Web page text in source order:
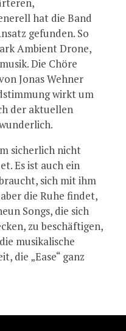
hat die Band
gefunden. So
Ambient Drone,
Die Chöre
Jonas Wehner
wirkt um
der aktuellen
sicherlich nicht
Es ist auch ein
sich mit ihm
die Ruhe findet,
Songs, die sich
zu beschäftigen,
musikalische
die „Ease“ ganz